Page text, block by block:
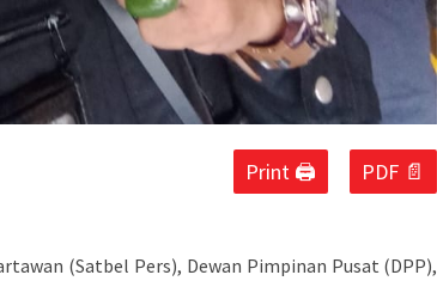
Print 🖨 PDF 📄
(Satbel Pers), Dewan Pimpinan Pusat (DPP),